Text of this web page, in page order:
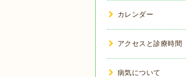
カレンダー
アクセスと診療時間
病気について